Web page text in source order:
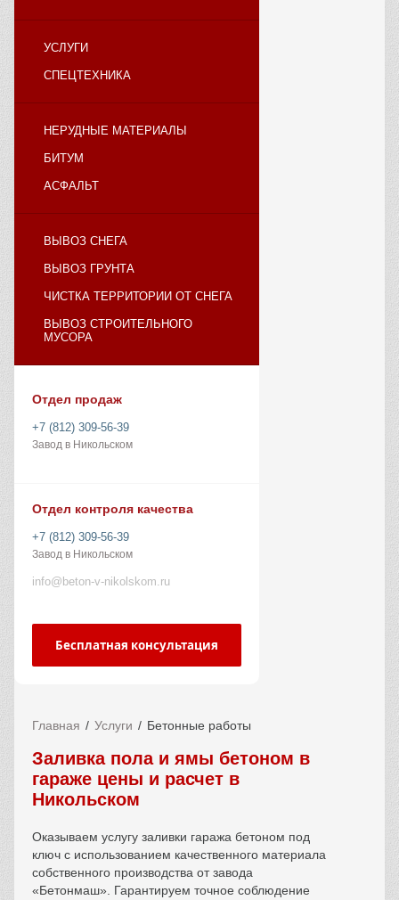
УСЛУГИ
СПЕЦТЕХНИКА
НЕРУДНЫЕ МАТЕРИАЛЫ
БИТУМ
АСФАЛЬТ
ВЫВОЗ СНЕГА
ВЫВОЗ ГРУНТА
ЧИСТКА ТЕРРИТОРИИ ОТ СНЕГА
ВЫВОЗ СТРОИТЕЛЬНОГО
МУСОРА
Отдел продаж
+7 (812) 309-56-39
Завод в Никольском
Отдел контроля качества
+7 (812) 309-56-39
Завод в Никольском
info@beton-v-nikolskom.ru
Бесплатная консультация
Главная Услуги Бетонные работы
Заливка пола и ямы бетоном в
гараже цены и расчет в
Никольском
Оказываем услугу заливки гаража бетоном под
ключ с использованием качественного материала
собственного производства от завода
«Бетонмаш». Гарантируем точное соблюдение